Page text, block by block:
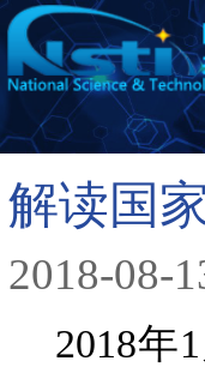
解读国
2018-08-
2018年1